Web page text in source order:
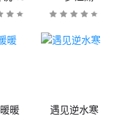
暖 遇见逆水寒